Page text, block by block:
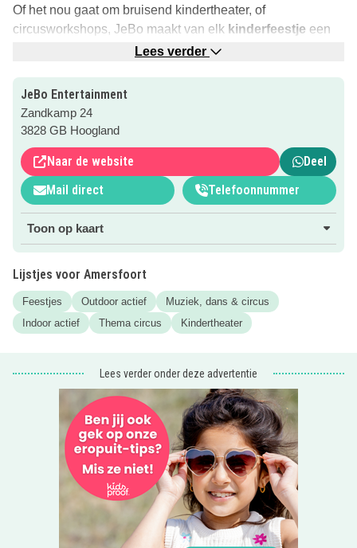
Of het nou gaat om bruisend kindertheater, of
circusworkshops, JeBo maakt van elk kinderfeestje een
bv:
De schat van kapitein Grootvoet, Het geheim van de
een thema en je kinderfeestje kan niet meer stuk!
Voor meer informatie, klik op de ‘naar website’ button.
Lees verder
JeBo Entertainment
Zandkamp 24
3828 GB Hoogland
Naar de website
Deel
Mail direct
Telefoonnummer
Toon op kaart
Lijstjes voor Amersfoort
Feestjes Outdoor actief
Muziek, dans & circus
Indoor actief
Thema circus Kindertheater
Lees verder onder deze advertentie